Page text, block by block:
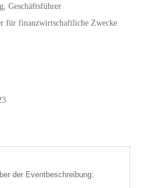
Geschäftsführer
für finanzwirtschaftliche Zwecke
der Eventbeschreibung: